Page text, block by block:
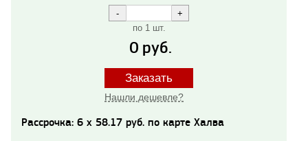
по 1 шт.
0 руб.
Заказать
Нашли дешевле?
Рассрочка: 6 x 58.17 руб. по карте Халва